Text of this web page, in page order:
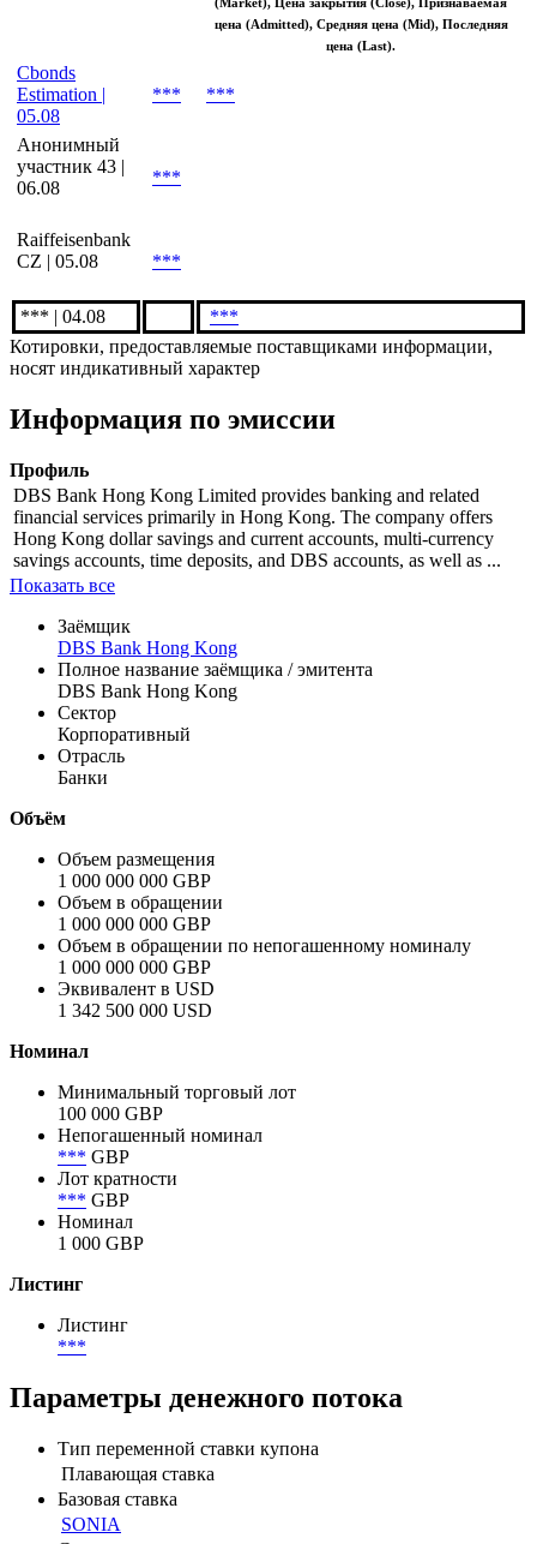
рынка
аналитических показателей и рассчитывается
исходя из следующего приоритета цен:
(Market), Цена закрытия (Close), Признаваемая
цена (Admitted), Средняя цена (Mid), Последняя
Cbonds
Estimation |
05.08
***
участник 43 |
06.08
***
Raiffeisenbank
CZ | 05.08
***
Котировки, предоставляемые поставщиками информации,
Информация по эмиссии
Профиль
DBS Bank Hong Kong Limited provides banking and related
financial services primarily in Hong Kong. The company offers
Hong Kong dollar savings and current accounts, multi-currency
savings accounts, time deposits, and DBS accounts, as well as ...
Показать все
Заёмщик
DBS Bank Hong Kong
Полное название заёмщика / эмитента
DBS Bank Hong Kong
Корпоративный
Банки
Объём
Объем размещения
1 000 000 000 GBP
Объем в обращении
1 000 000 000 GBP
1 000 000 000 GBP
1 342 500 000 USD
Номинал
Минимальный торговый лот
100 000 GBP
Непогашенный номинал
***GBP
***
1 000 GBP
Листинг
Параметры денежного потока
Тип переменной ставки купона